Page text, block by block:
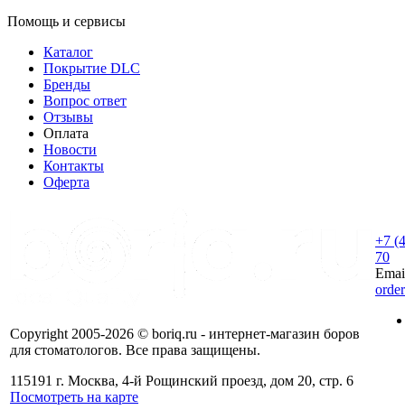
Помощь и сервисы
Каталог
Покрытие DLC
Бренды
Вопрос ответ
Отзывы
Оплата
Новости
Контакты
Оферта
Copyright 2005-2026 © boriq.ru - интернет-магазин боров
для стоматологов. Все права защищены.
115191 г. Москва, 4-й Рощинский проезд, дом 20, стр. 6
Посмотреть на карте
+7
70